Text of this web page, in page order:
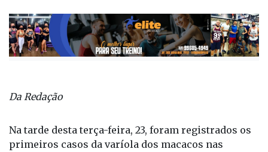
Da Redação
Na tarde desta terça-feira, 23, foram registrados os
primeiros casos da varíola dos macacos nas